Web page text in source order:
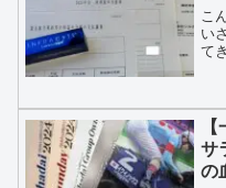
こ
い
て
き
確
と
サ
の